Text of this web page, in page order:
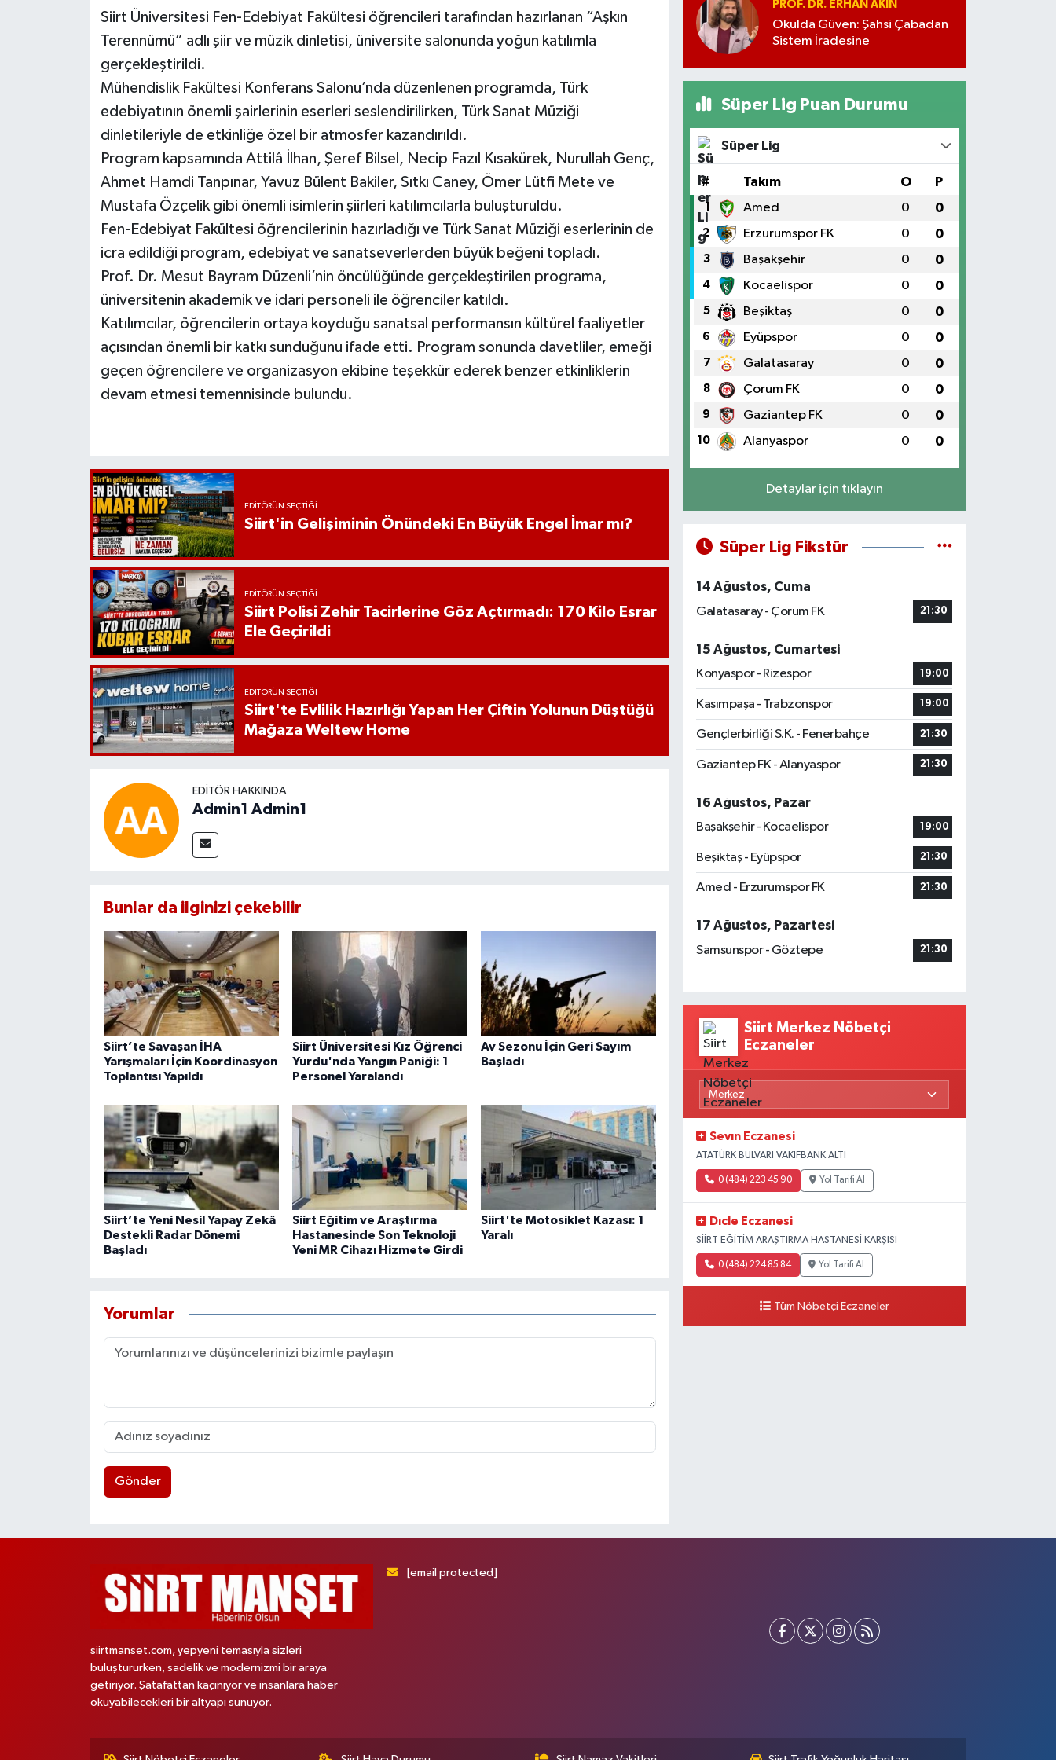
Siirt Üniversitesi Fen-Edebiyat Fakültesi öğrencileri tarafından hazırlanan “Aşkın
Terennümü” adlı şiir ve müzik dinletisi, üniversite salonunda yoğun katılımla
gerçekleştirildi.
Mühendislik Fakültesi Konferans Salonu’nda düzenlenen programda, Türk
edebiyatının önemli şairlerinin eserleri seslendirilirken, Türk Sanat Müziği
dinletileriyle de etkinliğe özel bir atmosfer kazandırıldı.
Program kapsamında Attilâ İlhan, Şeref Bilsel, Necip Fazıl Kısakürek, Nurullah Genç,
Ahmet Hamdi Tanpınar, Yavuz Bülent Bakiler, Sıtkı Caney, Ömer Lütfi Mete ve
Mustafa Özçelik gibi önemli isimlerin şiirleri katılımcılarla buluşturuldu.
Fen-Edebiyat Fakültesi öğrencilerinin hazırladığı ve Türk Sanat Müziği eserlerinin de
icra edildiği program, edebiyat ve sanatseverlerden büyük beğeni topladı.
Prof. Dr. Mesut Bayram Düzenli’nin öncülüğünde gerçekleştirilen programa,
üniversitenin akademik ve idari personeli ile öğrenciler katıldı.
Katılımcılar, öğrencilerin ortaya koyduğu sanatsal performansın kültürel faaliyetler
açısından önemli bir katkı sunduğunu ifade etti. Program sonunda davetliler, emeği
geçen öğrencilere ve organizasyon ekibine teşekkür ederek benzer etkinliklerin
devam etmesi temennisinde bulundu.
EDITÖRÜN SEÇTIĞI
Siirt'in Gelişiminin Önündeki En Büyük Engel İmar mı?
EDITÖRÜN SEÇTIĞI
Siirt Polisi Zehir Tacirlerine Göz Açtırmadı: 170 Kilo Esrar
Ele Geçirildi
EDITÖRÜN SEÇTIĞI
Siirt'te Evlilik Hazırlığı Yapan Her Çiftin Yolunun Düştüğü
Mağaza Weltew Home
EDITÖR HAKKINDA
Admin1 Admin1
Bunlar da ilginizi çekebilir
Siirt’te Savaşan İHA
Yarışmaları İçin Koordinasyon
Toplantısı Yapıldı
Siirt Üniversitesi Kız Öğrenci
Yurdu'nda Yangın Paniği: 1
Personel Yaralandı
Av Sezonu İçin Geri Sayım
Başladı
Siirt’te Yeni Nesil Yapay Zekâ
Destekli Radar Dönemi
Başladı
Siirt Eğitim ve Araştırma
Hastanesinde Son Teknoloji
Yeni MR Cihazı Hizmete Girdi
Siirt'te Motosiklet Kazası: 1
Yaralı
Yorumlar
Gönder
PROF. DR. ERHAN AKIN
Okulda Güven: Şahsi Çabadan
Sistem İradesine
Süper Lig Puan Durumu
Süper Lig
# Takım O P
1 Amed 0 0
2 Erzurumspor FK 0 0
3 Başakşehir 0 0
4 Kocaelispor 0 0
5 Beşiktaş 0 0
6 Eyüpspor 0 0
7 Galatasaray 0 0
8 Çorum FK 0 0
9 Gaziantep FK 0 0
10 Alanyaspor 0 0
Detaylar için tıklayın
Süper Lig Fikstür
14 Ağustos, Cuma
Galatasaray - Çorum FK
21:30
15 Ağustos, Cumartesi
Konyaspor - Rizespor
19:00
Kasımpaşa - Trabzonspor 19:00
Gençlerbirliği S.K. - Fenerbahçe 21:30
Gaziantep FK - Alanyaspor 21:30
16 Ağustos, Pazar
Başakşehir - Kocaelispor
19:00
Beşiktaş - Eyüpspor 21:30
Amed - Erzurumspor FK 21:30
17 Ağustos, Pazartesi
Samsunspor - Göztepe
21:30
Siirt Merkez Nöbetçi
Eczaneler
Sevın Eczanesi
ATATÜRK BULVARI VAKIFBANK ALTI
0 (484) 223 45 90 Yol Tarifi Al
Dıcle Eczanesi
SİİRT EĞİTİM ARAŞTIRMA HASTANESİ KARŞISI
0 (484) 224 85 84 Yol Tarifi Al
Tüm Nöbetçi Eczaneler
siirtmanset.com, yepyeni temasıyla sizleri
buluştururken, sadelik ve modernizmi bir araya
getiriyor. Şatafattan kaçınıyor ve insanlara haber
okuyabilecekleri bir altyapı sunuyor.
[email protected]